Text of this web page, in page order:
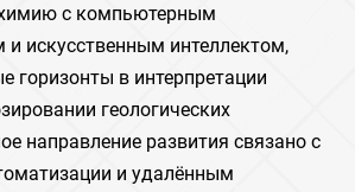
с компьютерным
искусственным интеллектом,
горизонты в интерпретации
геологических
направление развития связано с
и удалённым